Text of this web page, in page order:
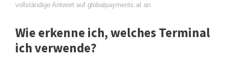
vollständige Antwort auf globalpayments.at an
Wie erkenne ich, welches Terminal
ich verwende?